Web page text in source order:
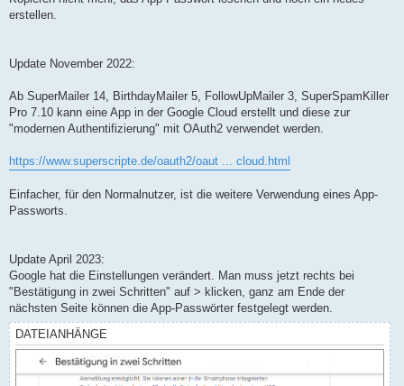
erstellen.
Update November 2022:
Ab SuperMailer 14, BirthdayMailer 5, FollowUpMailer 3, SuperSpamKiller
Pro 7.10 kann eine App in der Google Cloud erstellt und diese zur
"modernen Authentifizierung" mit OAuth2 verwendet werden.
https://www.superscripte.de/oauth2/oaut ... cloud.html
Einfacher, für den Normalnutzer, ist die weitere Verwendung eines App-
Passworts.
Update April 2023:
Google hat die Einstellungen verändert. Man muss jetzt rechts bei
"Bestätigung in zwei Schritten" auf > klicken, ganz am Ende der
nächsten Seite können die App-Passwörter festgelegt werden.
DATEIANHÄNGE